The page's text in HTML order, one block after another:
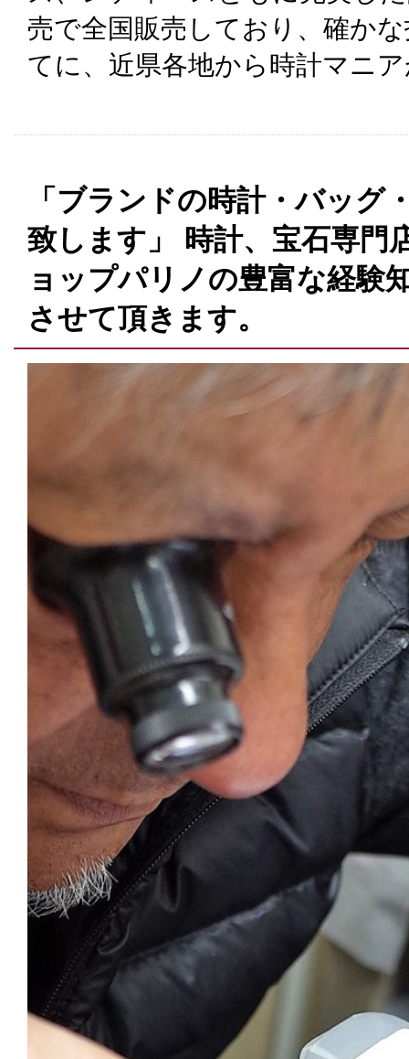
売で全国販売しており、確か
てに、近県各地から時計マニ
「ブランドの時計・バッグ
致します」 時計、宝石専門
ョップパリノの豊富な経験
させて頂きます。